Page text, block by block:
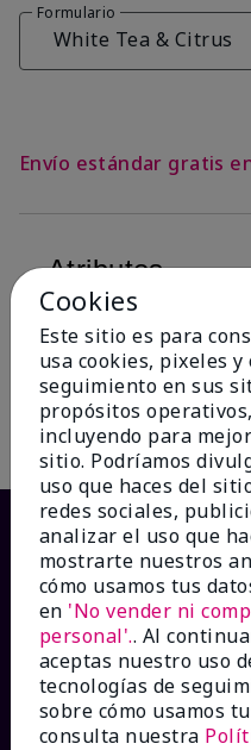
Formulario
White Tea & Citrus
Envío estándar gratis
Atributos
Descripción
¿CÓMO PODEMOS
Cookies
Este sitio es para
usa cookies, pixeles
seguimiento en sus
propósitos
incluyendo para
sitio. Podríamos
uso que haces del
redes sociales,
analizar el uso que
mostrarte nuestros
cómo usamos tus
en 'No vender ni
personal'.. Al
aceptas nuestro uso
tecnologías de
sobre cómo usamos
consulta nuestra